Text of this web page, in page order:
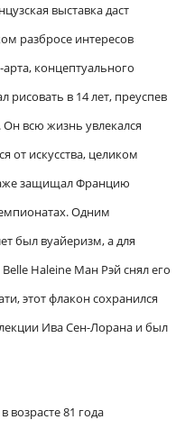
выставка даст
разбросе интересов
концептуального
рисовать в 14 лет, преуспев
всю жизнь увлекался
от искусства, целиком
защищал Францию
Одним
был вуайеризм, а для
Haleine Ман Рэй снял его
этот флакон сохранился
Ива Сен-Лорана и был
81 года